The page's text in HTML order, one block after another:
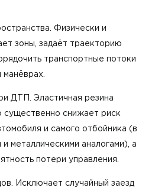
Физически и
зоны, задаёт траекторию
транспортные потоки
манёврах.
ДТП. Эластичная резина
существенно снижает риск
и самого отбойника (в
металлическими аналогами), а
потери управления.
Исключает случайный заезд